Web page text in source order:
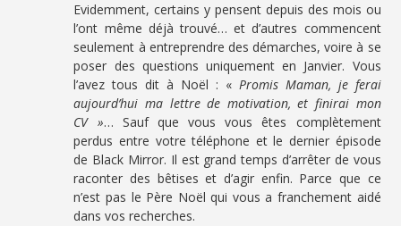
Evidemment, certains y pensent depuis des mois ou
l’ont même déjà trouvé… et d’autres commencent
seulement à entreprendre des démarches, voire à se
poser des questions uniquement en Janvier. Vous
l’avez tous dit à Noël : « Promis Maman, je ferai
aujourd’hui ma lettre de motivation, et finirai mon
CV »… Sauf que vous vous êtes complètement
perdus entre votre téléphone et le dernier épisode
de Black Mirror. Il est grand temps d’arrêter de vous
raconter des bêtises et d’agir enfin. Parce que ce
n’est pas le Père Noël qui vous a franchement aidé
dans vos recherches.